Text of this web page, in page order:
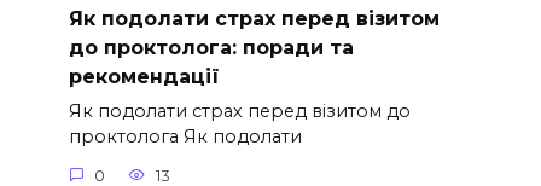
Як подолати страх перед візитом
до проктолога: поради та
рекомендації
Як подолати страх перед візитом до
проктолога Як подолати
0 13